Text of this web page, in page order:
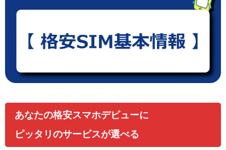
あなたの格安スマホデビューに
ピッタリのサービスが選べる